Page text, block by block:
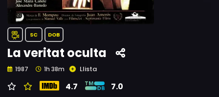
SC DOB
La veritat oculta
1987 1h 38m Llista
4.7 7.0